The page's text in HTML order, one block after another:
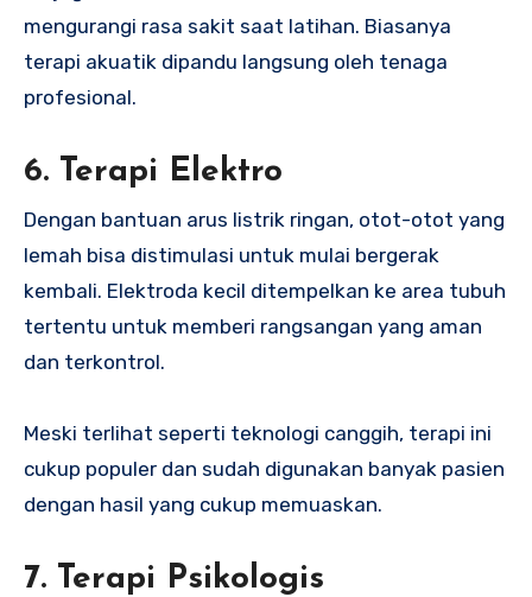
mengurangi rasa sakit saat latihan. Biasanya
terapi akuatik dipandu langsung oleh tenaga
profesional.
6. Terapi Elektro
Dengan bantuan arus listrik ringan, otot-otot yang
lemah bisa distimulasi untuk mulai bergerak
kembali. Elektroda kecil ditempelkan ke area tubuh
tertentu untuk memberi rangsangan yang aman
dan terkontrol.
Meski terlihat seperti teknologi canggih, terapi ini
cukup populer dan sudah digunakan banyak pasien
dengan hasil yang cukup memuaskan.
7. Terapi Psikologis